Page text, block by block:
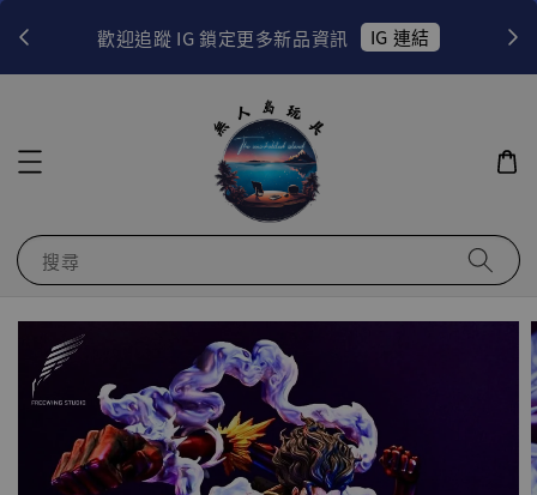
歡迎追蹤 IG 鎖定更多新品資訊 IG 連結
搜尋